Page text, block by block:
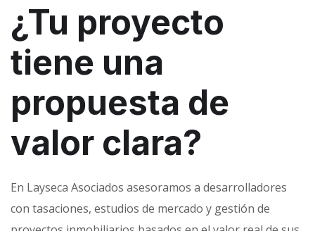
¿Tu proyecto
tiene una
propuesta de
valor clara?
En Layseca Asociados asesoramos a desarrolladores
con tasaciones, estudios de mercado y gestión de